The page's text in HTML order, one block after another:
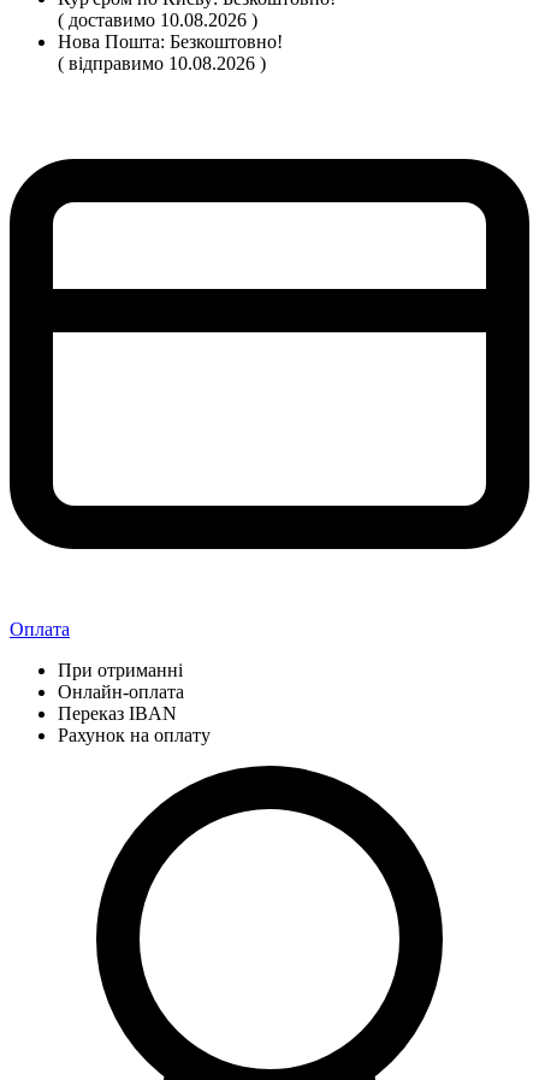
( доставимо 10.08.2026 )
Нова Пошта: Безкоштовно!
( відправимо 10.08.2026 )
Оплата
При отриманні
Онлайн-оплата
Переказ IBAN
Рахунок на оплату